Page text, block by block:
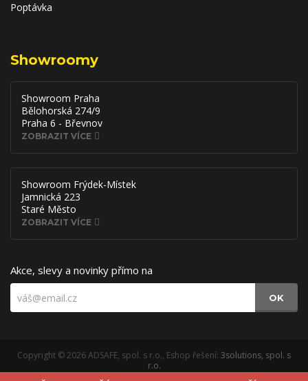
Poptávka
Showroomy
Showroom Praha
Bělohorská 274/9
Praha 6 - Břevnov
ZOBRAZIT VÍCE
Showroom Frýdek-Místek
Jamnická 223
Staré Město
ZOBRAZIT VÍCE
Akce, slevy a novinky přímo na
OK
Copyright © 2026 ADSAFE, spol. s r.o., Eshop řešení: 3solutions, spol. s
r.o.
Provozováno naB2B/B2C systému:3ESHOP SmartShopper